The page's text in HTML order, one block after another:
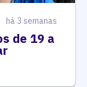
há 3 semanas
de 19 a